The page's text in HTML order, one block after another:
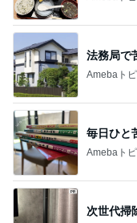
法務局で
Amebaト
毎日ひと
Amebaト
次世代掃